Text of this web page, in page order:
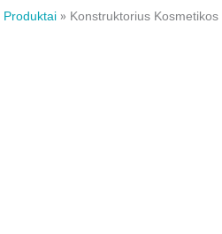
Produktai» Konstruktorius